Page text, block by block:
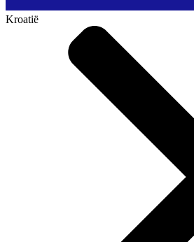
Kroatië